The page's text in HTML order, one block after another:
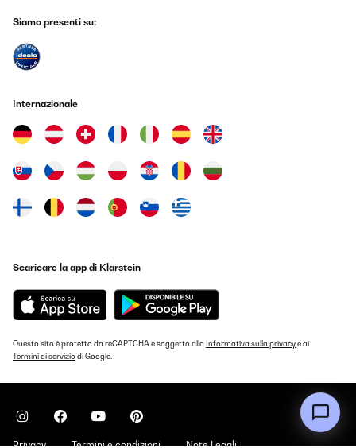
Siamo presenti su:
Internazionale
Scaricare la app di Klarstein
Questo sito è protetto da reCAPTCHA e soggetto alla Informativa sulla privacye ai
Termini di serviziodi Google.
Privacy Termini e condizioni Note Legali